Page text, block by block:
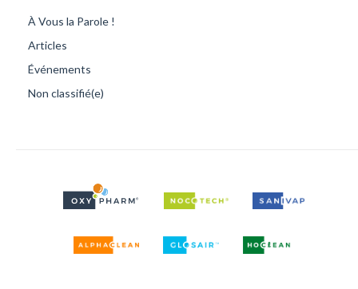
À Vous la Parole !
Articles
Événements
Non classifié(e)